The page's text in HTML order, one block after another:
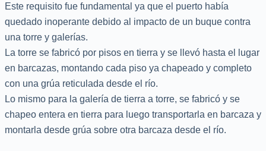
Este requisito fue fundamental ya que el puerto había
quedado inoperante debido al impacto de un buque contra
una torre y galerías.
La torre se fabricó por pisos en tierra y se llevó hasta el lugar
en barcazas, montando cada piso ya chapeado y completo
con una grúa reticulada desde el río.
Lo mismo para la galería de tierra a torre, se fabricó y se
chapeo entera en tierra para luego transportarla en barcaza y
montarla desde grúa sobre otra barcaza desde el río.